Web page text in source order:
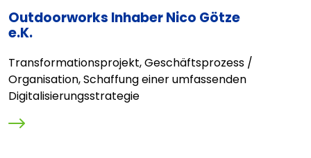
Outdoorworks Inhaber Nico Götze
e.K.
Transformationsprojekt, Geschäftsprozess /
Organisation, Schaffung einer umfassenden
Digitalisierungsstrategie